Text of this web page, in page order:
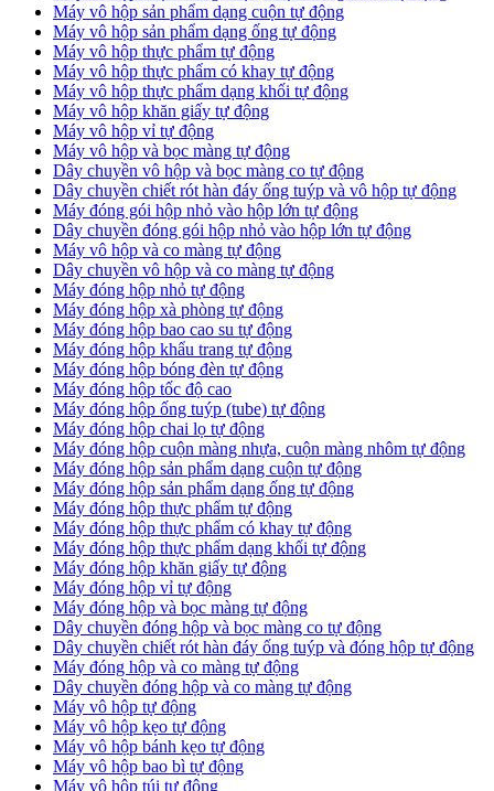
Máy vô hộp sản phẩm dạng cuộn tự động
Máy vô hộp sản phẩm dạng ống tự động
Máy vô hộp thực phẩm tự động
Máy vô hộp thực phẩm có khay tự động
Máy vô hộp thực phẩm dạng khối tự động
Máy vô hộp khăn giấy tự động
Máy vô hộp vỉ tự động
Máy vô hộp và bọc màng tự động
Dây chuyền vô hộp và bọc màng co tự động
Dây chuyền chiết rót hàn đáy ống tuýp và vô hộp tự động
Máy đóng gói hộp nhỏ vào hộp lớn tự động
Dây chuyền đóng gói hộp nhỏ vào hộp lớn tự động
Máy vô hộp và co màng tự động
Dây chuyền vô hộp và co màng tự động
Máy đóng hộp nhỏ tự động
Máy đóng hộp xà phòng tự động
Máy đóng hộp bao cao su tự động
Máy đóng hộp khẩu trang tự động
Máy đóng hộp bóng đèn tự động
Máy đóng hộp tốc độ cao
Máy đóng hộp ống tuýp (tube) tự động
Máy đóng hộp chai lọ tự động
Máy đóng hộp cuộn màng nhựa, cuộn màng nhôm tự động
Máy đóng hộp sản phẩm dạng cuộn tự động
Máy đóng hộp sản phẩm dạng ống tự động
Máy đóng hộp thực phẩm tự động
Máy đóng hộp thực phẩm có khay tự động
Máy đóng hộp thực phẩm dạng khối tự động
Máy đóng hộp khăn giấy tự động
Máy đóng hộp vỉ tự động
Máy đóng hộp và bọc màng tự động
Dây chuyền đóng hộp và bọc màng co tự động
Dây chuyền chiết rót hàn đáy ống tuýp và đóng hộp tự động
Máy đóng hộp và co màng tự động
Dây chuyền đóng hộp và co màng tự động
Máy vô hộp tự động
Máy vô hộp kẹo tự động
Máy vô hộp bánh kẹo tự động
Máy vô hộp bao bì tự động
Máy vô hộp túi tự động